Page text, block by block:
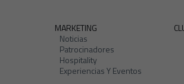
MARKETING
Noticias
Patrocinadores
Hospitality
Experiencias Y Eventos